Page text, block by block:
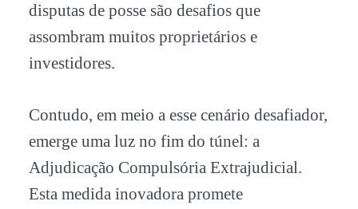
disputas de posse são desafios que
assombram muitos proprietários e
investidores.
Contudo, em meio a esse cenário desafiador,
emerge uma luz no fim do túnel: a
Adjudicação Compulsória Extrajudicial.
Esta medida inovadora promete